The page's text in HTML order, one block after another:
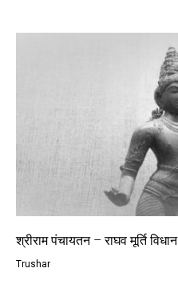
श्रीराम पंचायतन – राघव मूर्ति विधान
Trushar